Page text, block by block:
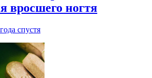
вросшего ногтя
спустя